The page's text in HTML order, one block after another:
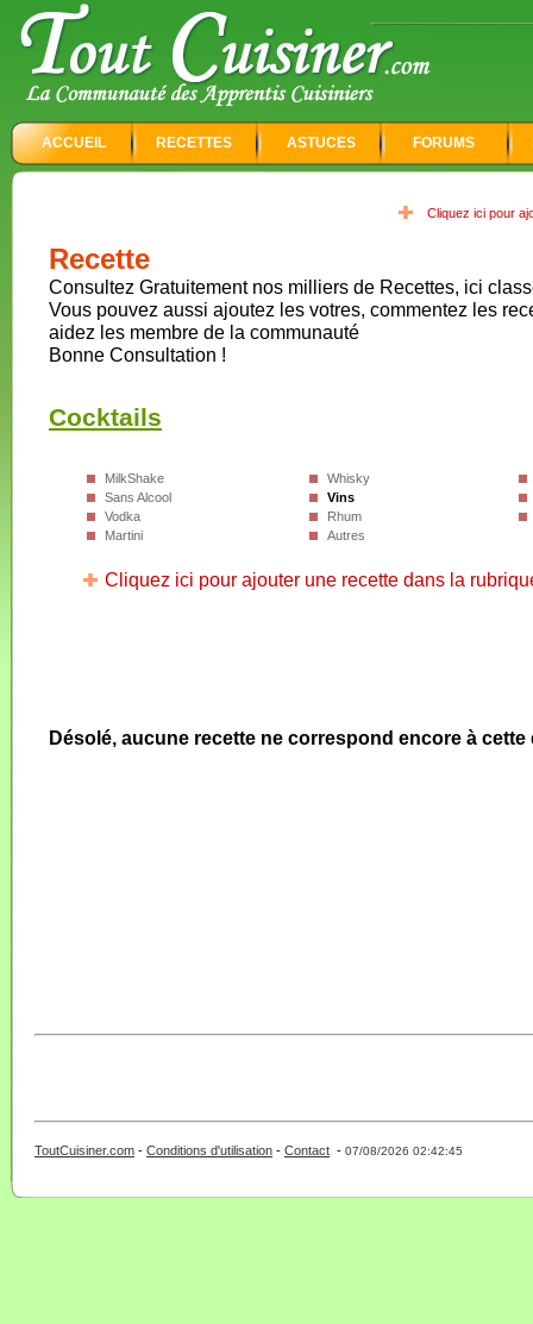
ACCUEIL RECETTES ASTUCES FORUMS
Cliquez ici pour
Recette
Consultez Gratuitement nos milliers de Recettes, ici
Vous pouvez aussi ajoutez les votres, commentez les
aidez les membre de la communauté
Bonne Consultation !
Cocktails
MilkShake
Whisky
Sans Alcool
Vins
Vodka
Rhum
Martini
Autres
Cliquez ici pour ajouter une recette dans la
Désolé, aucune recette ne correspond encore à cette
ToutCuisiner.com - Conditions d'utilisation - Contact - 07/08/2026 02:42:45